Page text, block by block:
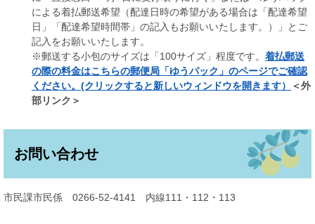
による着払郵送希望（配達日時の希望がある場合は「配達希望
日」「配達希望時間帯」の記入もお願いいたします。）」とご
記入をお願いいたします。
※郵送する小包のサイズは「100サイズ」程度です。 着払郵送
の際の料金はこちらの郵便局「ゆうパック」のページでご確認
ください。(クリックすると新しいウィンドウを開きます）
＜外
部リンク＞
お問い合わせ
市民課市民係 0266-52-4141 内線111・112・113